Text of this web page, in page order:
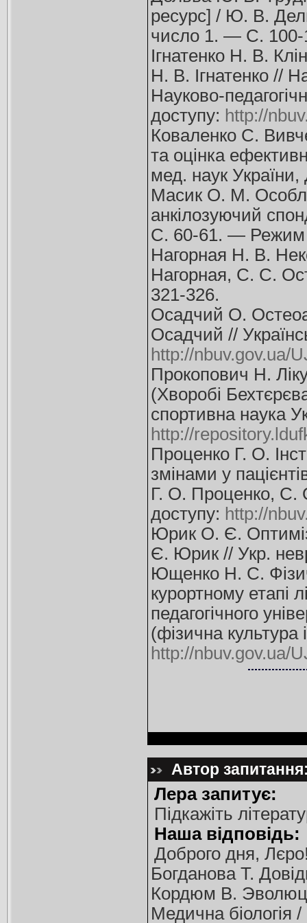
ресурс] / Ю. В.
число 1. — С.
Ігнатенко Н. В.
Н. В. Ігнатенко //
Науково-
доступу: http://
Коваленко С.
та оцінка
мед. наук
Масик О. М.
анкілозуючий
С. 60-61. — Режим
Нагорная Н. В.
Нагорная, С. С.
321-326.
Осадчий О.
Осадчий //
http://nbuv.gov.ua/
Прокопович Н.
(Хворобі
спортивна наука
http://
Проценко Г. О.
змінами у
Г. О. Проценко, С.
доступу: http://
Юрик О. Є.
Є. Юрик // Укр.
Ющенко Н. С.
курортному
педагогічного
(фізична
http://nbuv.gov.ua/
Автор
Лера запитує:
Підкажіть
Наша відповідь:
Доброго дня,
Богданова Т.
Кордюм В.
Медична